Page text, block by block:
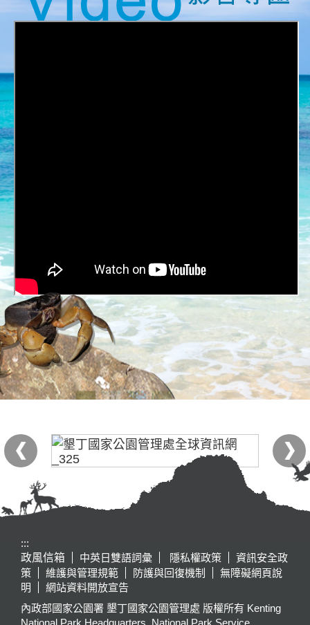
:::
政風信箱
中英日雙語詞彙 隱私權政策
資訊安全政
策
維護與管理規範 防護與回復機制
無障礙網頁說
明
網站資料開放宣告
內政部國家公園署 墾丁國家公園管理處 版權所有 Kenting
National Park Headquarters, National Park Service,